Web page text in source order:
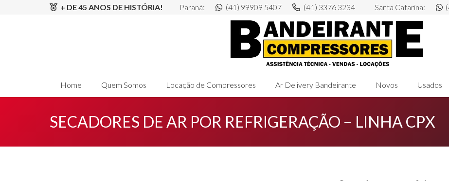
+ DE 45 ANOS DE HISTÓRIA! Paraná: (41) 99909 5407 (41) 3376 3234 Santa Catarina:
Home Quem Somos Locação de Compressores Ar Delivery Bandeirante Novos Usados
SECADORES DE AR POR REFRIGERAÇÃO – LINHA CPX